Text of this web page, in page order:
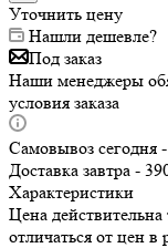
Уточнить цену
Нашли дешевле?
Под заказ
Наши менеджеры
условия заказа
Самовывоз сегодня
Доставка завтра -
Характеристики
Цена
отличаться от цен